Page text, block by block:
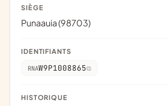
SIÈGE
Punaauia (98703)
IDENTIFIANTS
RNAW9P1008865
HISTORIQUE